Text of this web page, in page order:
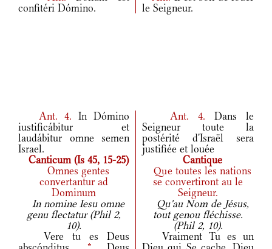
confitéri Dómino.
le Seigneur.
Ant. 4. In Dómino
iustificábitur et
laudábitur omne semen
Israel.
Ant. 4. Dans le
Seigneur toute la
postérité d'Israël sera
justifiée et louée
Canticum (Is 45, 15-25)
Cantique
Omnes gentes
convertantur ad
Dominum
Que toutes les nations
se convertiront au le
Seigneur.
In nomine Iesu omne
genu flectatur (Phil 2,
10).
Qu'au Nom de Jésus,
tout genou fléchisse.
(Phil 2, 10).
Vere tu es Deus
Vraiment Tu es un